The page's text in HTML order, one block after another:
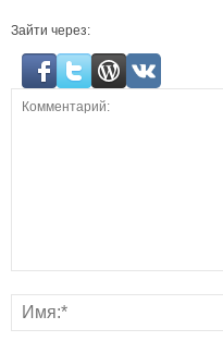
Зайти через: